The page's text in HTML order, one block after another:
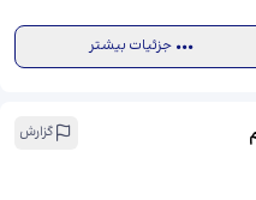
جزئیات بیشتر
گزارش